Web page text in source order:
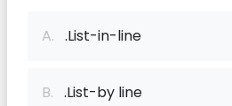
A. .List-in-line
B. .List-by line